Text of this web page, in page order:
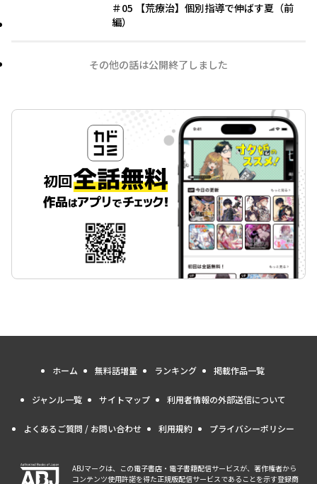
＃05 【荒療治】個別指導で伸ばす夏（前
編）
その他の話は公開終了しました
ホーム 無料話増量 ランキング 掲載作品一覧
ジャンル一覧 サイトマップ 利用者情報の外部送信について
よくあるご質問 / お問い合わせ 利用規約 プライバシーポリシー
ABJマークは、この電子書店・電子書籍配信サービスが、著作権者から
コンテンツ使用許諾を得た正規版配信サービスであることを示す登録商